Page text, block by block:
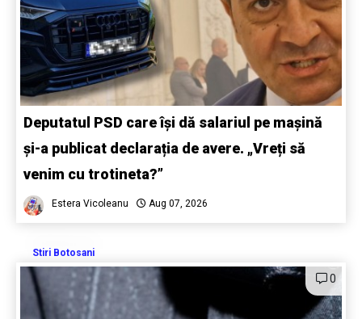
Deputatul PSD care își dă salariul pe mașină
și-a publicat declarația de avere. „Vreți să
venim cu trotineta?”
Estera Vicoleanu Aug 07, 2026
Stiri Botosani
0